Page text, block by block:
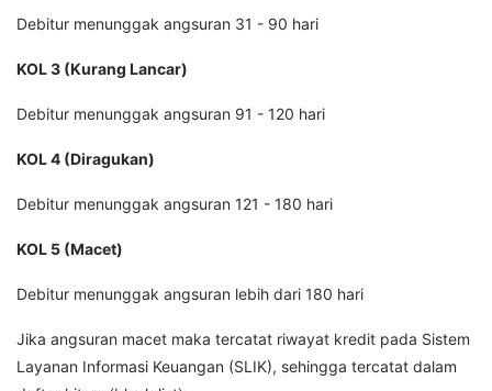
Debitur menunggak angsuran 31 - 90 hari
KOL 3 (Kurang Lancar)
Debitur menunggak angsuran 91 - 120 hari
KOL 4 (Diragukan)
Debitur menunggak angsuran 121 - 180 hari
KOL 5 (Macet)
Debitur menunggak angsuran lebih dari 180 hari
Jika angsuran macet maka tercatat riwayat kredit pada Sistem
Layanan Informasi Keuangan (SLIK), sehingga tercatat dalam